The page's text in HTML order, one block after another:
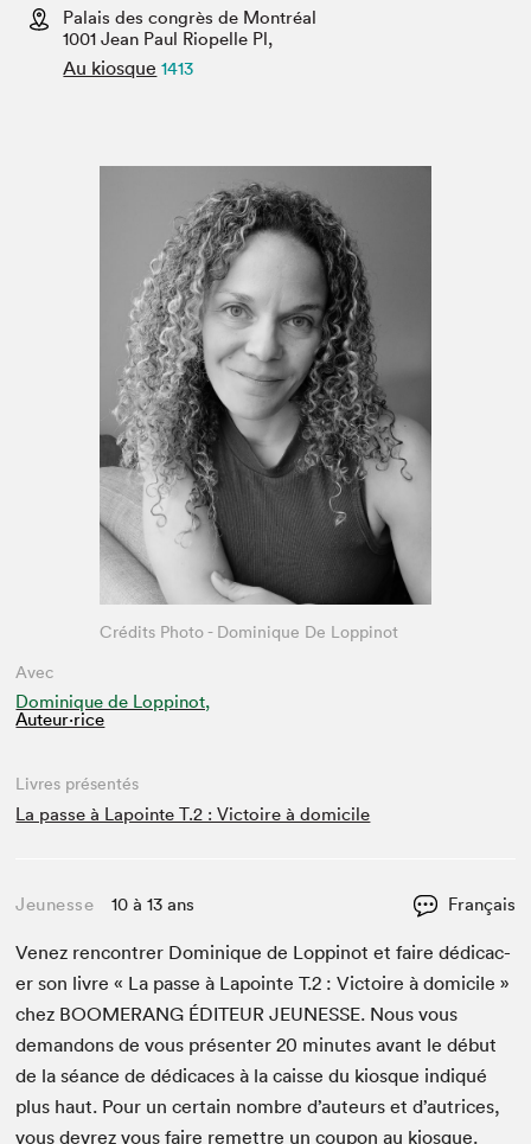
Espace enseignant·e·s
Espace pro
Palais des congrès de Montréal
1001 Jean Paul Riopelle Pl,
Au kiosque 1413
Avec
Dominique de Loppinot,
Auteur·rice
Crédits Photo - Dominique De Loppinot
Livres présentés
La passe à Lapointe T.2 : Victoire à domicile
Jeunesse 10 à 13 ans Français
Venez ren­con­tr­er Dominique de Lop­pinot et faire dédi­cac­
er son livre « La passe à Lapointe T.2 : Vic­toire à domi­cile »
chez BOOMERANG ÉDI­TEUR JEUNESSE. Nous vous
deman­dons de vous présen­ter20 min­utes avant le début
de la séance de dédi­caces à la caisse du kiosque indiqué
plus haut. Pour un cer­tain nom­bre d’auteurs et d’autrices,
vous devrez vous faire remet­tre un coupon au kiosque.